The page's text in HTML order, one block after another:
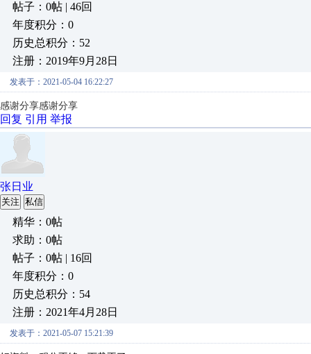
帖子：0帖 | 46回
年度积分：0
历史总积分：52
注册：2019年9月28日
发表于：2021-05-04 16:22:27
感谢分享感谢分享
回复 引用 举报
张日业
关注 私信
精华：0帖
求助：0帖
帖子：0帖 | 16回
年度积分：0
历史总积分：54
注册：2021年4月28日
发表于：2021-05-07 15:21:39